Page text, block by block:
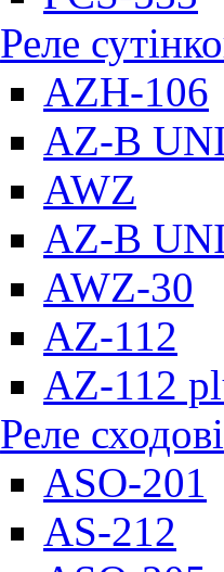
Реле
AZH-106
AZ-B
AWZ
AZ-B
AWZ-30
AZ-112
AZ-112
Реле сходові
ASO-201
AS-212